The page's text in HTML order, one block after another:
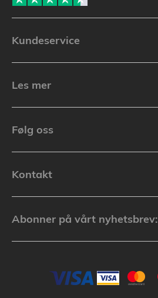
Kundeservice
Les mer
Følg oss
Kontakt
Abonner på vårt nyhetsbrev: